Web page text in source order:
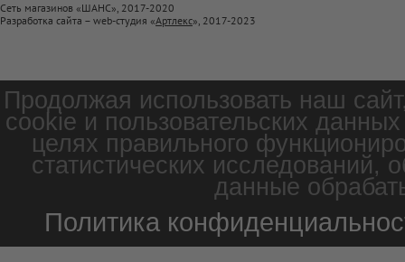
Сеть магазинов «ШАНС», 2017-2020
Разработка сайта – web-студия «Артлекс», 2017-2023
Продолжая использовать наш
cookie и пользовательских
целях правильного
статистических
данные
Политика